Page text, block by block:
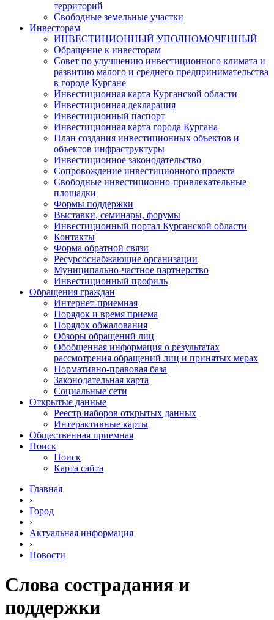
территорий
Свободные земельные участки
Инвесторам
ИНВЕСТИЦИОННЫЙ УПОЛНОМОЧЕННЫЙ
Обращение к инвесторам
Совет по улучшению инвестиционного климата и
развитию малого и среднего предпринимательства
в городе Кургане
Инвестиционная карта Курганской области
Инвестиционная декларация
Инвестиционный паспорт
Инвестиционная карта города Кургана
План создания инвестиционных объектов и
объектов инфраструктуры
Инвестиционное законодательство
Сопровождение инвестиционного проекта
Свободные инвестиционно-привлекательные
площадки
Формы поддержки
Выставки, семинары, форумы
Инвестиционный портал Курганской области
Контакты
Форма обратной связи
Ресурсоснабжающие организации
Муниципально-частное партнерство
Инвестиционный профиль
Обращения граждан
Интернет-приемная
Порядок и время приема
Порядок обжалования
Обзоры обращений лиц
Обобщенная информация о результатах
рассмотрения обращений лиц и принятых мерах
Нормативно-правовая база
Законодательная карта
Социальные сети
Открытые данные
Реестр наборов открытых данных
Интерактивные карты
Общественная приемная
Поиск
Поиск
Карта сайта
Главная
›
Город
›
Актуальная информация
›
Новости
Слова сострадания и
поддержки